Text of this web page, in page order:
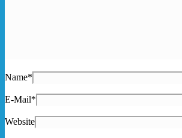
Name*
E-Mail*
Website